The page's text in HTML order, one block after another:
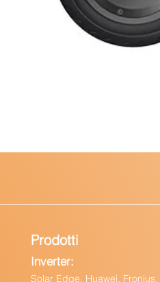
Prodotti
Inverter:
Solar Edge, Huawei,